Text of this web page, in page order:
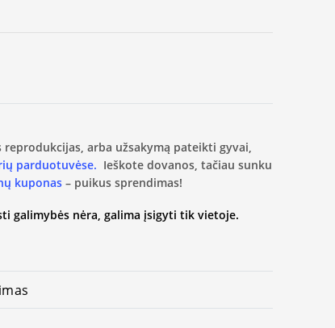
arba užsakymą pateikti gyvai,
parduotuvėse. Ieškote dovanos, tačiau sunku
kuponas – puikus sprendimas!
galimybės nėra, galima įsigyti tik vietoje.